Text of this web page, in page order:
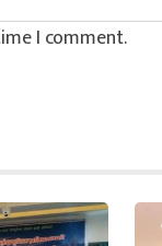
I comment.